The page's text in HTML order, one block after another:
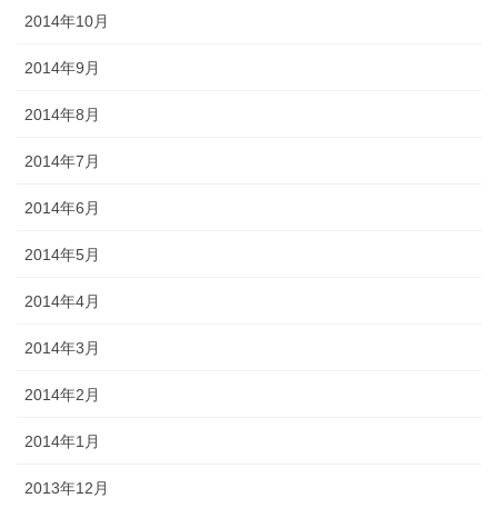
2014年10月
2014年9月
2014年8月
2014年7月
2014年6月
2014年5月
2014年4月
2014年3月
2014年2月
2014年1月
2013年12月